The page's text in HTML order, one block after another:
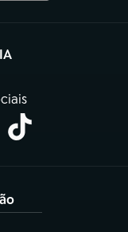
nova aba)